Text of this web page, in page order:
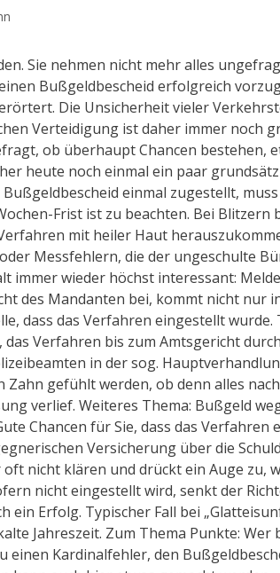
Sie nehmen nicht mehr alles
Bußgeldbescheid erfolgreich
Die Unsicherheit vieler
Verteidigung ist daher immer noch
ob überhaupt Chancen bestehen,
heute noch einmal ein paar
einmal zugestellt,
Frist ist zu beachten. Bei Blitzern
mit heiler Haut
Messfehlern, die der ungeschulte
immer wieder höchst interessant:
des Mandanten bei, kommt nicht nur
dass das Verfahren eingestellt wurde.
Verfahren bis zum Amtsgericht
in der sog.
gefühlt werden, ob denn alles
verlief. Weiteres Thema: Bußgeld
Chancen für Sie, dass das Verfahren
Versicherung über die
nicht klären und drückt ein Auge zu,
nicht eingestellt wird, senkt der
ein Erfolg. Typischer Fall bei
Jahreszeit. Zum Thema Punkte: Wer
einen Kardinalfehler, den